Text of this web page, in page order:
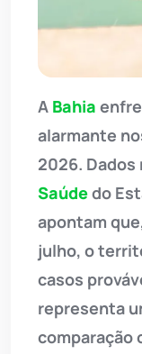
A Bahia
alarmante
2026.
Saúdedo
apontam
julho, o
casos
representa
comparação